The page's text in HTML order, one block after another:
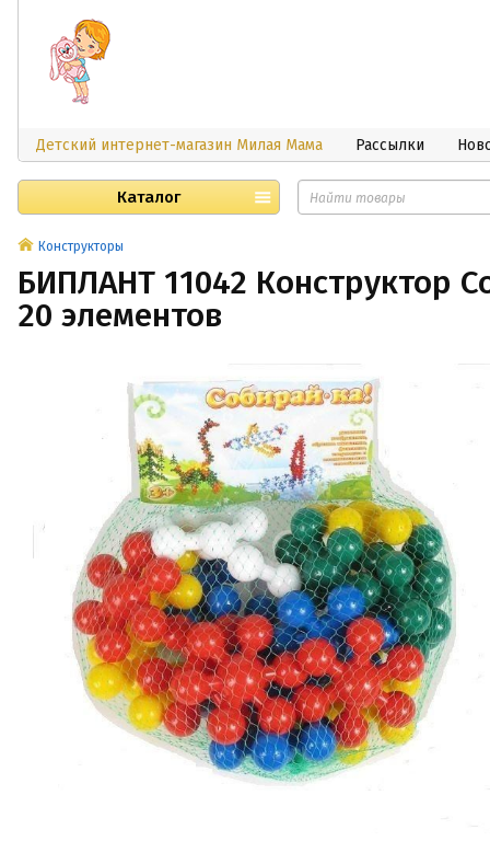
Детский интернет-магазин Милая Мама Рассылки
Каталог
Конструкторы
БИПЛАНТ 11042 Конструктор
20 элементов